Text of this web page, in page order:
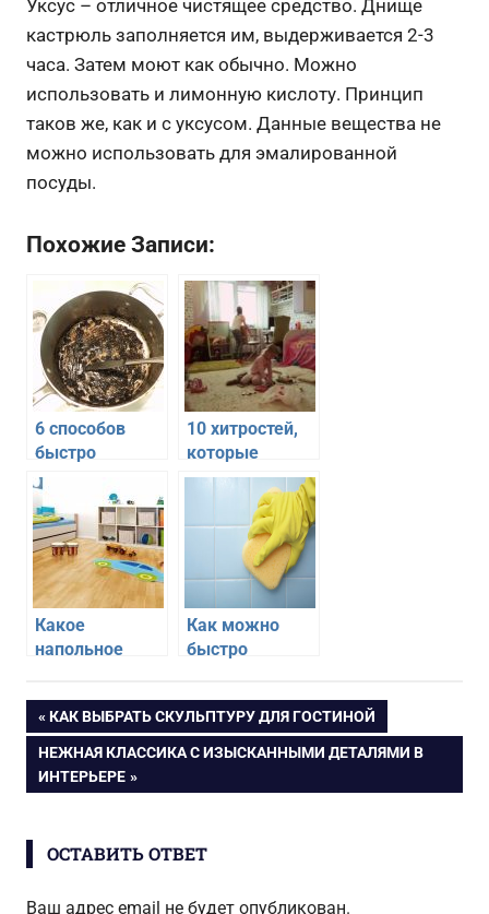
Уксус – отличное чистящее средство. Днище
кастрюль заполняется им, выдерживается 2-3
часа. Затем моют как обычно. Можно
использовать и лимонную кислоту. Принцип
таков же, как и с уксусом. Данные вещества не
можно использовать для эмалированной
посуды.
Похожие Записи:
6 способов
быстро
очистить
пригоревшую
кастрюлю
10 хитростей,
которые
помогут
сделать уборку
проще и
быстрее
Какое
напольное
лучше всего
подойдет для
детской
Как можно
быстро
плитку на
кухне
Навигация
по
ПРЕДЫДУЩАЯ
ЗАПИСЬ:
КАК ВЫБРАТЬ СКУЛЬПТУРУ ДЛЯ ГОСТИНОЙ
СЛЕДУЮЩАЯ
ЗАПИСЬ:
НЕЖНАЯ КЛАССИКА С ИЗЫСКАННЫМИ ДЕТАЛЯМИ В
ИНТЕРЬЕРЕ
ОСТАВИТЬ ОТВЕТ
Ваш адрес email не будет опубликован.